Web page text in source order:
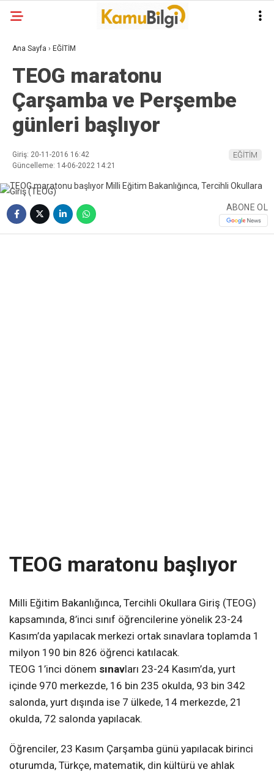
Ana Sayfa › EĞİTİM
TEOG maratonu
Çarşamba ve Perşembe
günleri başlıyor
Giriş: 20-11-2016 16:42
Güncelleme: 14-06-2022 14:21
EĞİTİM
ABONE OL
TEOG maratonu başlıyor
Milli Eğitim Bakanlığınca, Tercihli Okullara Giriş (TEOG)
kapsamında, 8’inci sınıf öğrencilerine yönelik 23-24
Kasım’da yapılacak merkezi ortak sınavlara toplamda 1
milyon 190 bin 826 öğrenci katılacak.
TEOG 1’inci dönem sınavları 23-24 Kasım’da, yurt
içinde 970 merkezde, 16 bin 235 okulda, 93 bin 342
salonda, yurt dışında ise 7 ülkede, 14 merkezde, 21
okulda, 72 salonda yapılacak.
Öğrenciler, 23 Kasım Çarşamba günü yapılacak birinci
oturumda, Türkçe, matematik, din kültürü ve ahlak